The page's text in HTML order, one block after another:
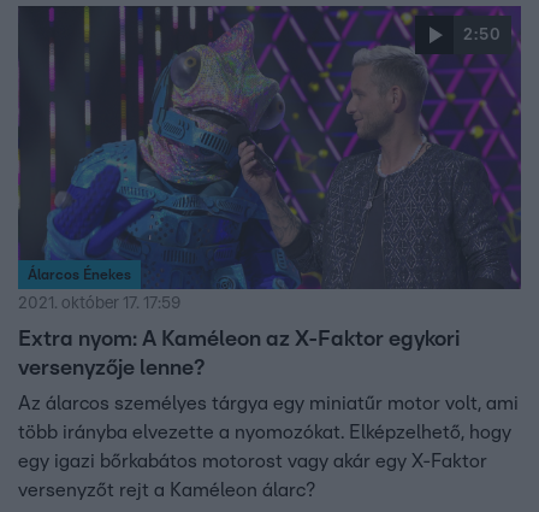
2:50
Álarcos Énekes
2021. október 17. 17:59
Extra nyom: A Kaméleon az X-Faktor egykori
versenyzője lenne?
Az álarcos személyes tárgya egy miniatűr motor volt, ami
több irányba elvezette a nyomozókat. Elképzelhető, hogy
egy igazi bőrkabátos motorost vagy akár egy X-Faktor
versenyzőt rejt a Kaméleon álarc?